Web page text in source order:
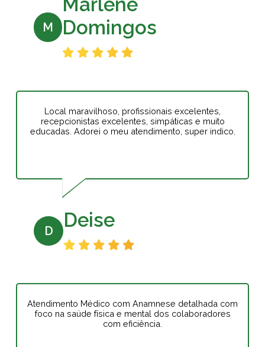
M
Marlene
Domingos
Local maravilhoso, profissionais excelentes,
recepcionistas excelentes, simpáticas e muito
educadas. Adorei o meu atendimento, super indico.
D Deise
Atendimento Médico com Anamnese detalhada com
foco na saúde física e mental dos colaboradores
com eficiência.